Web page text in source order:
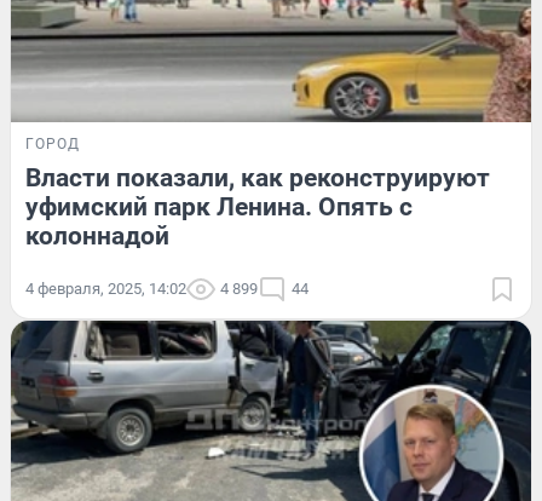
ГОРОД
Власти показали, как реконструируют
уфимский парк Ленина. Опять с
колоннадой
4 февраля, 2025, 14:02 4 899 44